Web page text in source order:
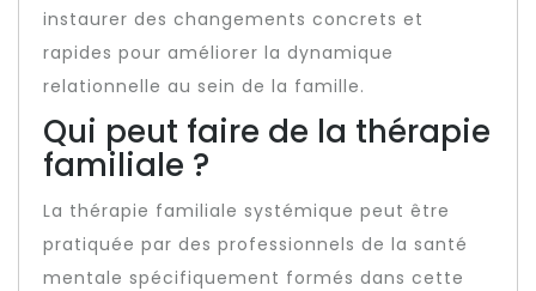
instaurer des changements concrets et
rapides pour améliorer la dynamique
relationnelle au sein de la famille.
Qui peut faire de la thérapie
familiale ?
La thérapie familiale systémique peut être
pratiquée par des professionnels de la santé
mentale spécifiquement formés dans cette